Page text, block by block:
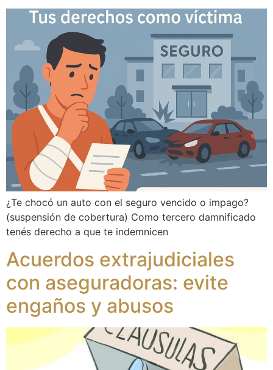
¿Te chocó un auto con el seguro vencido o impago?
(suspensión de cobertura) Como tercero damnificado
tenés derecho a que te indemnicen
Acuerdos extrajudiciales
con aseguradoras: evite
engaños y abusos